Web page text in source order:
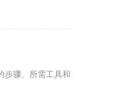
步骤、所需工具和